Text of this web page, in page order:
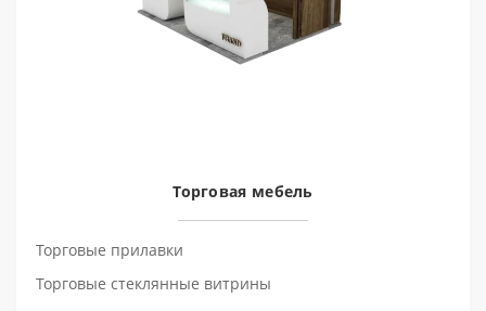
Торговая мебель
Торговые прилавки
Торговые стеклянные витрины